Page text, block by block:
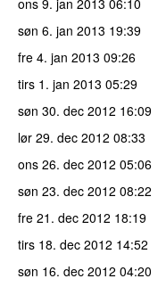
søn 6. jan 2013 19:39
fre 4. jan 2013 09:26
tirs 1. jan 2013 05:29
søn 30. dec 2012 16:09
lør 29. dec 2012 08:33
ons 26. dec 2012 05:06
søn 23. dec 2012 08:22
fre 21. dec 2012 18:19
tirs 18. dec 2012 14:52
søn 16. dec 2012 04:20